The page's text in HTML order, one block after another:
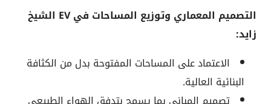
التصميم المعماري وتوزيع المساحات في EV الشيخ
زايد:
الاعتماد على المساحات المفتوحة بدل من الكثافة
البنائية العالية.